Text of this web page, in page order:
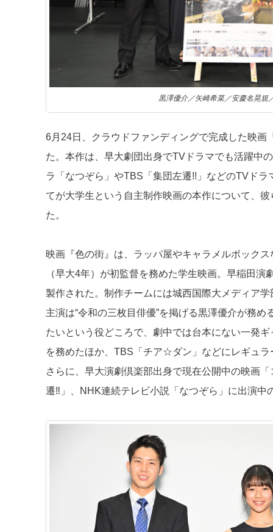
黒澤優介／矢崎希菜／安慶名晃規
6月24日、クラウドファンディングで完成した映
た。本作は、早大劇団出身でTVドラマでも活躍中
ラ「なつぞら」やTBS「集団左遷!!」などのTVド
てが大学生という自主制作映画の本作について、
た。
映画『色の街』は、ラッパ屋やキャラメルボック
（早大4年）が初監督を務めた学生映画。早稲田
製作された。制作チームには城西国際大メディア学
主演は“令和の三枚目俳優”を掲げる黒澤優介が務
たいという役どころで、劇中では台本にない一発
を務めたほか、TBS「チア☆ダン」などにレギュラ
さらに、早大演劇倶楽部出身で現在公開中の映画
遷‼」、NHK連続テレビ小説「なつぞら」に出演中